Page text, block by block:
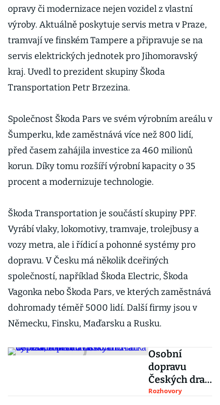
opravy či modernizace nejen vozidel z vlastní
výroby. Aktuálně poskytuje servis metra v Praze,
tramvají ve finském Tampere a připravuje se na
servis elektrických jednotek pro Jihomoravský
kraj. Uvedl to prezident skupiny Škoda
Transportation Petr Brzezina.
Společnost Škoda Pars ve svém výrobním areálu v
Šumperku, kde zaměstnává více než 800 lidí,
před časem zahájila investice za 460 milionů
korun. Díky tomu rozšíří výrobní kapacity o 35
procent a modernizuje technologie.
Škoda Transportation je součástí skupiny PPF.
Vyrábí vlaky, lokomotivy, tramvaje, trolejbusy a
vozy metra, ale i řídicí a pohonné systémy pro
dopravu. V Česku má několik dceřiných
společností, například Škoda Electric, Škoda
Vagonka nebo Škoda Pars, ve kterých zaměstnává
dohromady téměř 5000 lidí. Další firmy jsou v
Německu, Finsku, Maďarsku a Rusku.
Osobní
dopravu
Českých drah
by nedostala
Rozhovory